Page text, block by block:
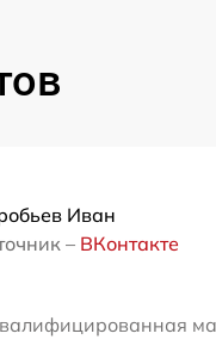
быстро и
Иван
– ВКонтакте